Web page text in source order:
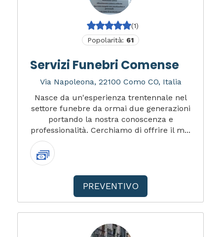
(1)
Popolarità: 61
Servizi Funebri Comense
Via Napoleona, 22100 Como CO, Italia
Nasce da un'esperienza trentennale nel
settore funebre da ormai due generazioni
portando la nostra conoscenza e
professionalità. Cerchiamo di offrire il m...
PREVENTIVO